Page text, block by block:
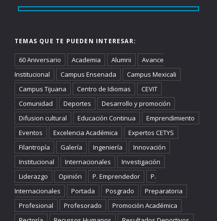
TEMAS QUE TE PUEDEN INTERESAR:
60 Aniversario Academia Alumni
Avance
Institucional
Campus Ensenada
Campus Mexicali
Campus Tijuana
Centro de Idiomas
CEVIT
Comunidad
Deportes
Desarrollo y promoción
Difusion cultural
Educación Continua
Emprendimiento
Eventos
Excelencia Académica
Expertos CETYS
Filantropía
Galería Ingeniería
Innovación
Institucional
Internacionales
Investigación
Liderazgo
Opinión P. Emprendedor
P.
Internacionales
Portada Posgrado
Preparatoria
Profesional
Profesorado
Promoción Académica